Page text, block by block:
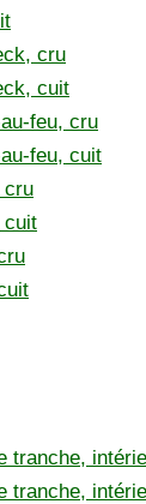
cru
cuit
feu, cru
feu, cuit
cru
cuit
tranche,
tranche,